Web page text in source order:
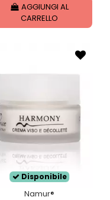
AGGIUNGI AL
CARRELLO
Disponibile
Namur®